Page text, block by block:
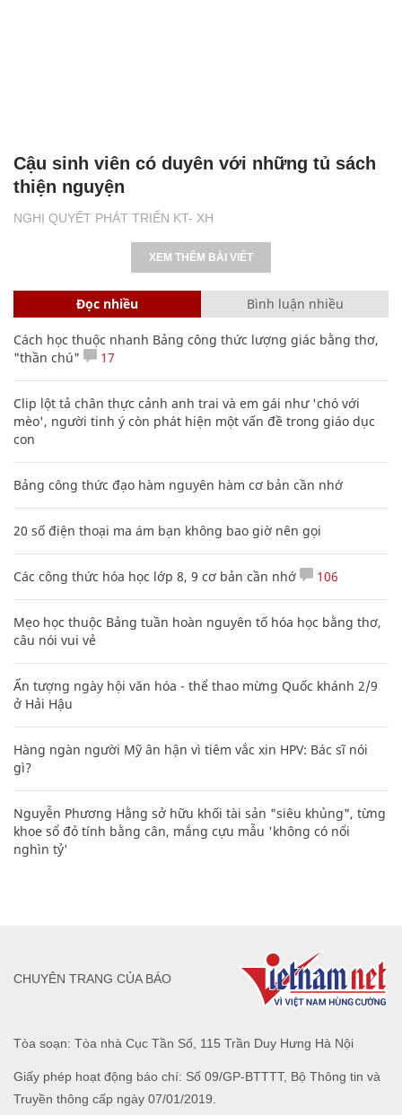
NGHỊ QUYẾT PHÁT TRIỂN KT- XH
Cậu sinh viên có duyên với những tủ sách
thiện nguyện
XEM THÊM BÀI VIẾT
Đọc nhiều Bình luận nhiều
Cách học thuộc nhanh Bảng công thức lượng giác bằng thơ,
"thần chú"
17
Clip lột tả chân thực cảnh anh trai và em gái như 'chó với
mèo', người tinh ý còn phát hiện một vấn đề trong giáo dục
con
Bảng công thức đạo hàm nguyên hàm cơ bản cần nhớ
20 số điện thoại ma ám bạn không bao giờ nên gọi
Các công thức hóa học lớp 8, 9 cơ bản cần nhớ 106
Mẹo học thuộc Bảng tuần hoàn nguyên tố hóa học bằng thơ,
câu nói vui vẻ
Ấn tượng ngày hội văn hóa - thể thao mừng Quốc khánh 2/9
ở Hải Hậu
Hàng ngàn người Mỹ ân hận vì tiêm vắc xin HPV: Bác sĩ nói
gì?
Nguyễn Phương Hằng sở hữu khối tài sản "siêu khủng", từng
khoe sổ đỏ tính bằng cân, mắng cựu mẫu 'không có nổi
nghìn tỷ'
Tòa soạn: Tòa nhà Cục Tần Số, 115 Trần Duy Hưng Hà Nội
Giấy phép hoạt động báo chí: Số 09/GP-BTTTT, Bộ Thông tin và
Truyền thông cấp ngày 07/01/2019.
CHUYÊN TRANG CỦA BÁO